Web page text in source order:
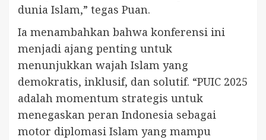
dunia Islam,” tegas Puan.
Ia menambahkan bahwa konferensi ini
menjadi ajang penting untuk
menunjukkan wajah Islam yang
demokratis, inklusif, dan solutif. “PUIC 2025
adalah momentum strategis untuk
menegaskan peran Indonesia sebagai
motor diplomasi Islam yang mampu